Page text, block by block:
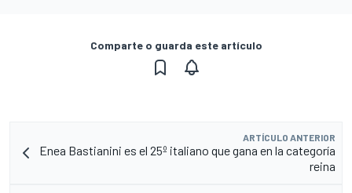
Comparte o guarda este artículo
ARTÍCULO ANTERIOR
Enea Bastianini es el 25º italiano que gana en la categoría
reina